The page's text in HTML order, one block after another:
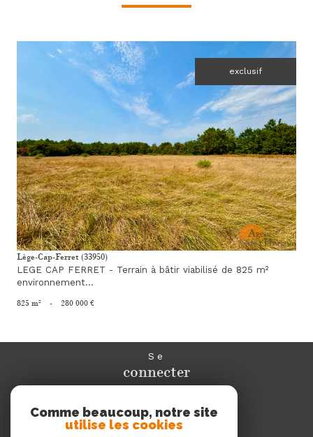
exclusif
voir le bien
Lège-Cap-Ferret (33950)
LEGE CAP FERRET - Terrain à bâtir viabilisé de 825 m²
environnement...
825 m² - 280 000 €
Se
connecter
Nous
Comme beaucoup, notre site
utilise les cookies